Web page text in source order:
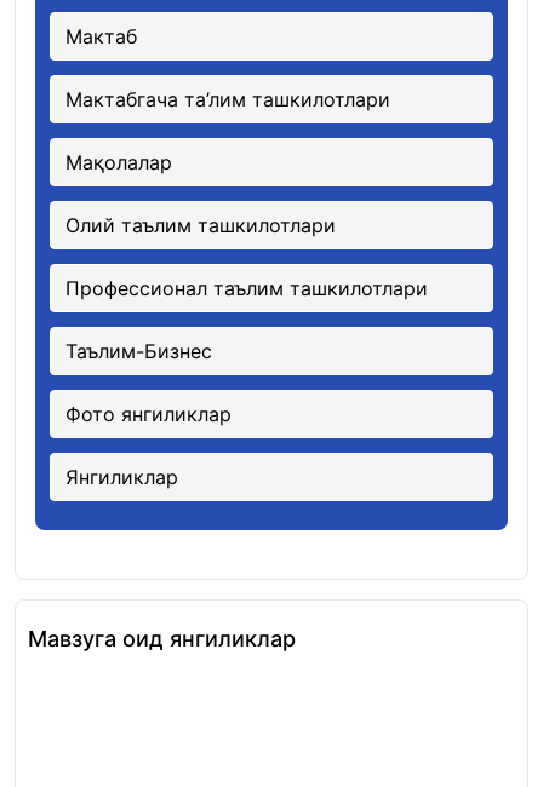
Мактаб
Мактабгача та’лим ташкилотлари
Мақолалар
Олий таълим ташкилотлари
Профессионал таълим ташкилотлари
Таълим-Бизнес
Фото янгиликлар
Янгиликлар
Мавзуга оид янгиликлар